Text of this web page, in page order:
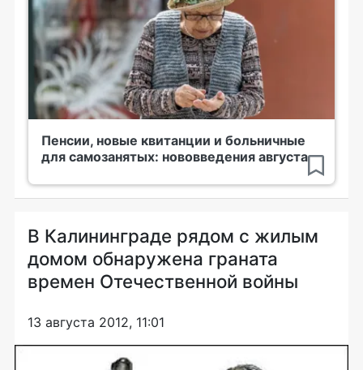
Пенсии, новые квитанции и больничные
для самозанятых: нововведения августа
В Калининграде рядом с жилым
домом обнаружена граната
времен Отечественной войны
13 августа 2012, 11:01